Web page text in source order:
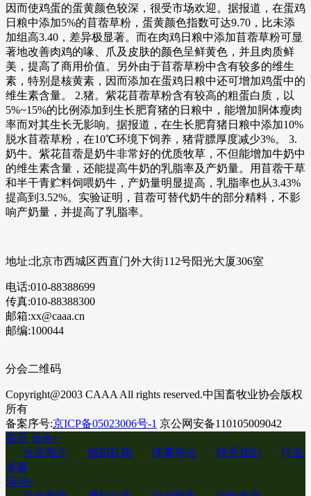
因而使鸡蛋的蛋黄颜色较深，很受市场欢迎。据报道，在蛋鸡
日粮中添加5%的苜蓿草粉，蛋黄颜色指数可达9.70，比未添
加组高3.40，差异极显著。而在肉鸡日粮中添加苜蓿草粉可显
著地改善肉鸡的喙、爪及皮肤的颜色呈鲜黄色，并且肉质鲜
美，提高了商用价值。另外由于苜蓿草粉中含有较多的维生
素，特别是核黄素，因而添加在蛋鸡日粮中还可增加鸡蛋中的
维生素含量。 2.猪。紫花苜蓿草粉含有较高的粗蛋白质，以
5%~15%的比例添加到生长肥育猪的日粮中，能增加胴体瘦肉
率而对其生长无影响。据报道，在生长肥育猪日粮中添加10%
脱水苜蓿草粉，在10℃环境下饲养，猪背膘厚度减少3%。 3.
奶牛。紫花苜蓿是奶牛非常好的优质牧草，不但能增加牛奶中
的维生素含量，还能提高牛奶的乳脂率及产奶量。用苜蓿干草
和半干青贮料饲喂奶牛，产奶量明显提高，乳脂率也从3.43%
提高到3.52%。实验证明，苜蓿可替代奶牛的部分精料，不影
响产奶量，并提高了乳脂率。
地址:北京市西城区西直门外大街112号阳光大厦306室
电话:010-88388699
传真:010-88388300
邮箱:xx@caaa.cn
邮编:100044
分会二维码
Copyright@2003 CAAA All rights reserved.中国畜牧业协会版权
所有
备案序号:京ICP备05023006号-1 京公网安备110105009042
首页 分会+
分会简介
组织机构 理事单位 联系我们
行业
专家
活动+